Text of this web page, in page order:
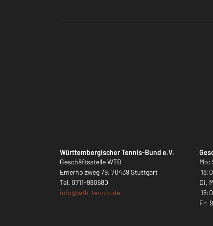
Württembergischer Tennis-Bund e.V.
Geschäftsstelle WTB
Emerholzweg 79, 70439 Stuttgart
Tel. 0711-980680
info@wtb-tennis.de
Mo:
Di,
Fr: